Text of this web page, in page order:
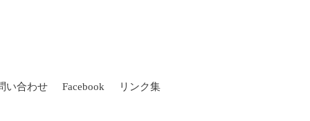
い合わせ Facebook
リンク集